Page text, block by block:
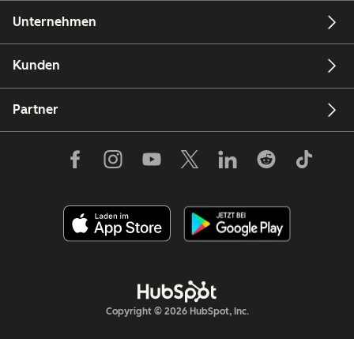
Unternehmen
Kunden
Partner
Copyright © 2026 HubSpot, Inc.